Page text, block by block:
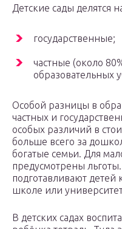
Детские сады делятся
государственные;
частные (около
образовательных
Особой разницы в
частных и
особых различий в
больше всего за
богатые семьи. Для
предусмотрены
подготавливают детей
школе или
В детских садах